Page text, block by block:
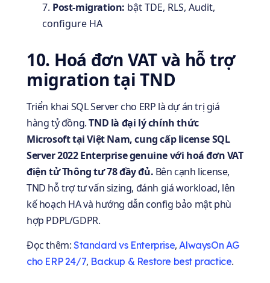
Post-migration: bật TDE, RLS, Audit,
configure HA
10. Hoá đơn VAT và hỗ trợ
migration tại TND
Triển khai SQL Server cho ERP là dự án trị giá
hàng tỷ đồng.TND là đại lý chính thức
Microsoft tại Việt Nam, cung cấp license SQL
Server 2022 Enterprise genuine với hoá đơn VAT
điện tử Thông tư 78 đầy đủ. Bên cạnh license,
TND hỗ trợ tư vấn sizing, đánh giá workload, lên
kế hoạch HA và hướng dẫn config bảo mật phù
hợp PDPL/GDPR.
Đọc thêm: Standard vs Enterprise,AlwaysOn AG
cho ERP 24/7, Backup & Restore best practice.